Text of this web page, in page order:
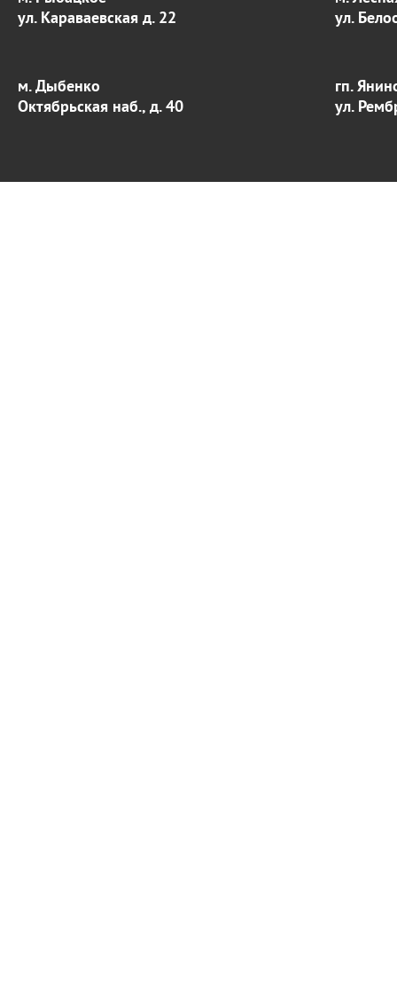
ул. Караваевская д. 22
ул.
м. Дыбенко
Октябрьская наб., д. 40
гп.
ул.